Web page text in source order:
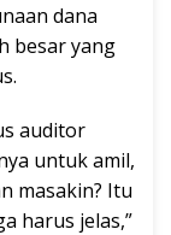
dana
besar yang
auditor
untuk amil,
masakin? Itu
harus jelas,”